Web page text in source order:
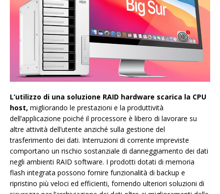
L’utilizzo di una soluzione RAID hardware scarica la CPU
host, migliorando le prestazioni e la produttività
dell’applicazione poiché il processore è libero di lavorare su
altre attività dell’utente anziché sulla gestione del
trasferimento dei dati. Interruzioni di corrente impreviste
comportano un rischio sostanziale di danneggiamento dei dati
negli ambienti RAID software. I prodotti dotati di memoria
flash integrata possono fornire funzionalità di backup e
ripristino più veloci ed efficienti, fornendo ulteriori soluzioni di